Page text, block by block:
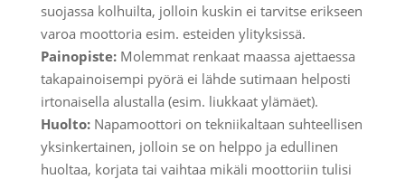
suojassa kolhuilta, jolloin kuskin ei tarvitse erikseen
varoa moottoria esim. esteiden ylityksissä.
Painopiste:Molemmat renkaat maassa ajettaessa
takapainoisempi pyörä ei lähde sutimaan helposti
irtonaisella alustalla (esim. liukkaat ylämäet).
Huolto: Napamoottori on tekniikaltaan suhteellisen
yksinkertainen, jolloin se on helppo ja edullinen
huoltaa, korjata tai vaihtaa mikäli moottoriin tulisi